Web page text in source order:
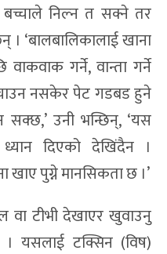
निल्न त सक्ने तर
‘बालबालिकालाई खाना
गर्ने, वान्ता गर्ने
नसकेर पेट गडबड हुने
उनी भन्छिन्, ‘यस
दिएको देखिंदैन ।
पुग्ने मानसिकता छ ।’
वा टीभी देखाएर खुवाउनु
। यसलाई टक्सिन (विष)